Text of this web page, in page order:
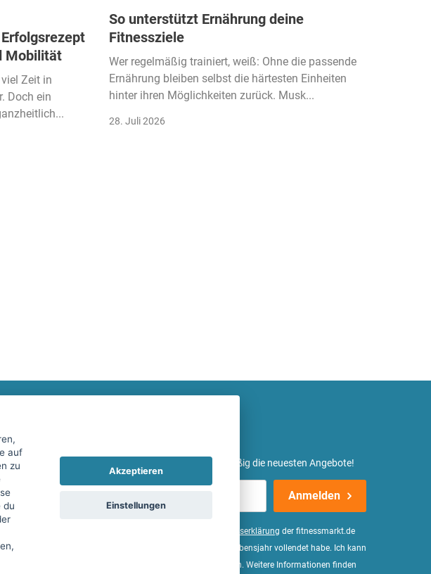
Mobilität
Zeit in
Doch ein
So unterstützt Ernährung deine
Fitnessziele
Wer regelmäßig trainiert, weiß: Ohne die passende
Ernährung bleiben selbst die härtesten Einheiten
hinter ihren Möglichkeiten zurück. Musk...
28. Juli 2026
Newsletter
hier für unseren Newsletter ein und erhalte regelmäßig die neuesten Angebote!
Anmelden
stimme der Verarbeitung meiner Daten, wie in der Einwilligungserklärung der fitnessmarkt.de
GmbH beschrieben, zu und bestätige, dass ich das 16. Lebensjahr vollendet habe. Ich kann
Einwilligung jederzeit mit Wirkung für die Zukunft widerrufen. Weitere Informationen finden
auf
zu
du
Akzeptieren
Einstellungen